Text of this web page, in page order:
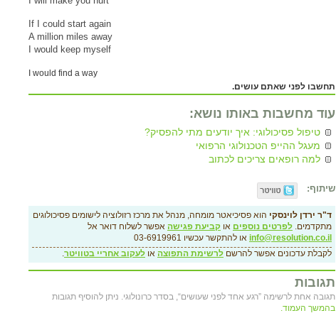
If I could start again
A million miles away
I would keep myself
I would find a way
תחשבו לפני שאתם עושים.
עוד מחשבות באותו נושא:
טיפול פסיכולוגי: איך יודעים מתי להפסיק?
מעגל ההייפ הטכנולוגי הרפואי
למה רופאים צריכים לכתוב
שיתוף:
ד"ר ירדן לוינסקי הוא פסיכיאטר מומחה, מנהל את מרכז רזולוציה לישומים פסיכולוגים
מתקדמים. לפרטים נוספים או קביעת פגישה אפשר לשלוח דואר אל
info@resolution.co.il או להתקשר עכשיו 03-6919961
לקבלת עדכונים אפשר להרשם לרשימת התפוצה או לעקוב אחריי בטוויטר.
תגובות
תגובה אחת לרשימה ”רגע אחד לפני שעושים“, בסדר כרונולוגי. ניתן להוסיף תגובות
בהמשך העמוד.